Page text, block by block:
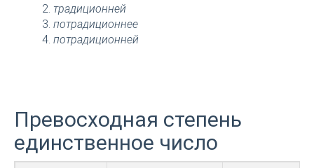
традиционней
потрадиционнее
потрадиционней
Превосходная степень
единственное число